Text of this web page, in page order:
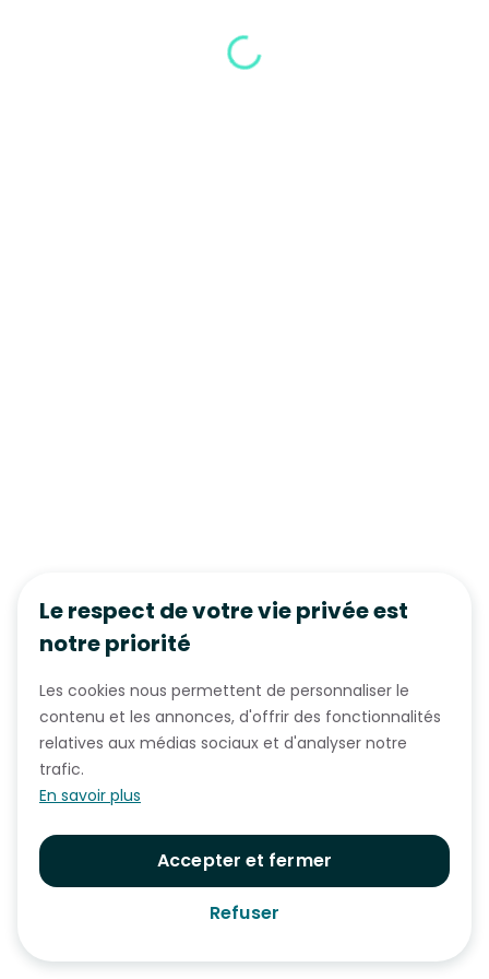
Le respect de votre vie privée est
notre priorité
Les cookies nous permettent de personnaliser le
contenu et les annonces, d'offrir des fonctionnalités
relatives aux médias sociaux et d'analyser notre
trafic.
En savoir plus
Accepter et fermer
Refuser